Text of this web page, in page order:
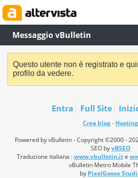
Messaggio vBulletin
Questo utente non è registrato e
profilo da vedere.
Entra Full Site
Crea blog- Hosting
Powered by vBulletin - Copyright ©2000 -
SEO byvBSEO
Traduzione italiana :www.vbulletin.ite
vBulletin Metro Mobile
by PixelGoose